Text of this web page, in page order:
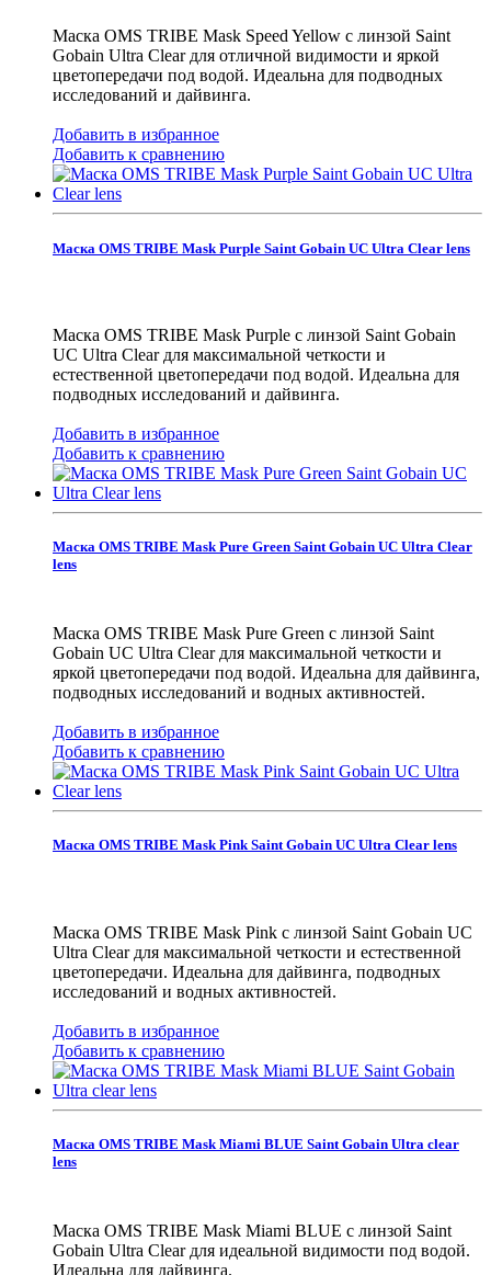
Маска OMS TRIBE Mask Speed Yellow с линзой Saint
Gobain Ultra Clear для отличной видимости и яркой
цветопередачи под водой. Идеальна для подводных
исследований и дайвинга.
Добавить в избранное
Добавить к сравнению
Маска OMS TRIBE Mask Purple Saint Gobain UC Ultra Clear lens
Маска OMS TRIBE Mask Purple с линзой Saint Gobain
UC Ultra Clear для максимальной четкости и
естественной цветопередачи под водой. Идеальна для
подводных исследований и дайвинга.
Добавить в избранное
Добавить к сравнению
Маска OMS TRIBE Mask Pure Green Saint Gobain UC Ultra Clear
lens
Маска OMS TRIBE Mask Pure Green с линзой Saint
Gobain UC Ultra Clear для максимальной четкости и
яркой цветопередачи под водой. Идеальна для дайвинга,
подводных исследований и водных активностей.
Добавить в избранное
Добавить к сравнению
Маска OMS TRIBE Mask Pink Saint Gobain UC Ultra Clear lens
Маска OMS TRIBE Mask Pink с линзой Saint Gobain UC
Ultra Clear для максимальной четкости и естественной
цветопередачи. Идеальна для дайвинга, подводных
исследований и водных активностей.
Добавить в избранное
Добавить к сравнению
Маска OMS TRIBE Mask Miami BLUE Saint Gobain Ultra clear
lens
Маска OMS TRIBE Mask Miami BLUE с линзой Saint
Gobain Ultra Clear для идеальной видимости под водой.
Идеальна для дайвинга.